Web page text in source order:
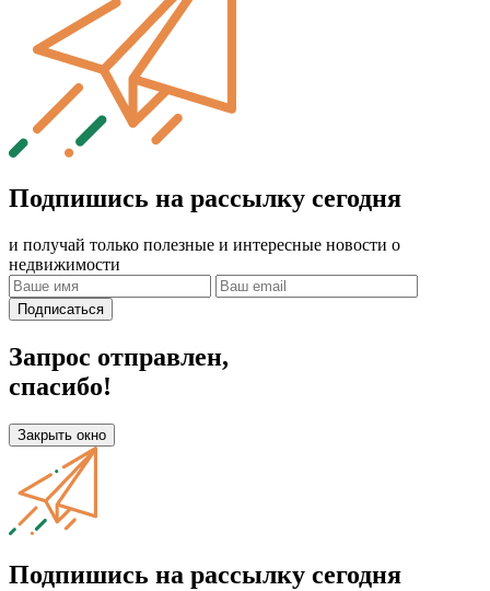
Подпишись на рассылку сегодня
и получай только полезные и интересные новости о
недвижимости
Подписаться
Запрос отправлен,
спасибо!
Закрыть окно
Подпишись на рассылку сегодня